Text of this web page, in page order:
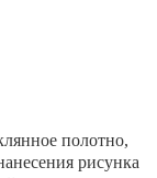
полотно,
рисунка